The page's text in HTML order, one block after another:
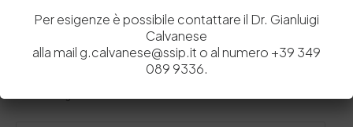
Lascia un commento
Il tuo indirizzo email non sarà pubblicato.
Per esigenze è possibile contattare il Dr. Gianluigi
Calvanese
alla mail g.calvanese@ssip.it o al numero +39 349
089 9336.